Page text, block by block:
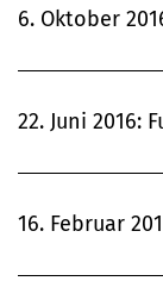
6. Oktober
22. Juni 2016:
16. Februar